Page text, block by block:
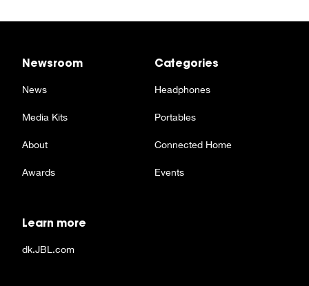
Newsroom
News
Media Kits
About
Awards
Categories
Headphones
Portables
Connected Home
Events
Learn more
dk.JBL.com